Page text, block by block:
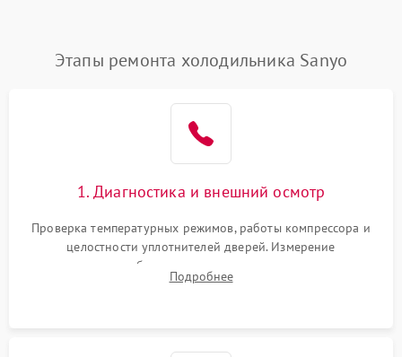
Этапы ремонта холодильника Sanyo
1. Диагностика и внешний осмотр
Проверка температурных режимов, работы компрессора и
целостности уплотнителей дверей. Измерение
сопротивления обмоток мотора, проверка термостата и
считывание кодов ошибок с электронного дисплея.
Подробнее